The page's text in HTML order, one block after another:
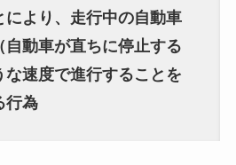
により、走行中の自動車
自動車が直ちに停止する
な速度で進行することを
行為